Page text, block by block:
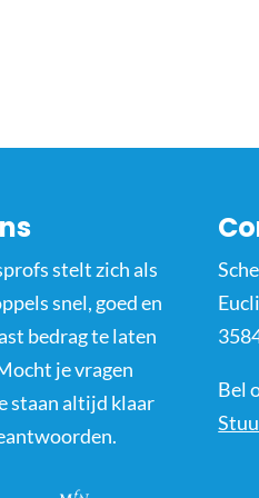
stelt zich als
snel, goed en
bedrag te laten
je vragen
staan altijd klaar
Bel